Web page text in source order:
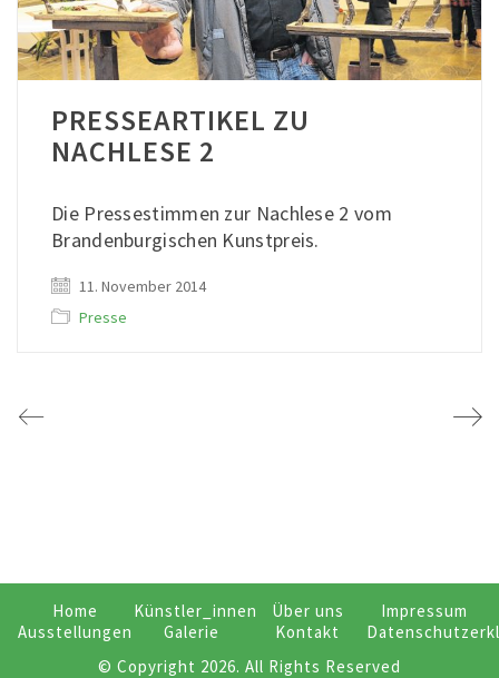
PRESSEARTIKEL ZU
NACHLESE 2
Die Pressestimmen zur Nachlese 2 vom
Brandenburgischen Kunstpreis.
11. November 2014
Presse
Home
Ausstellungen
Künstler_innen
Galerie
Über uns
Kontakt
Impressum
© Copyright 2026. All Rights Reserved